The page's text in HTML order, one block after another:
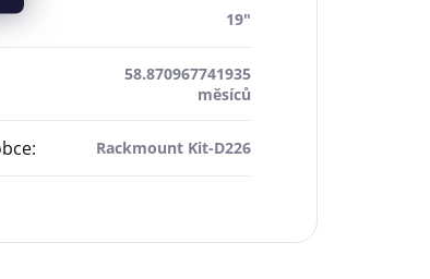
19"
58.870967741935
měsíců
: Rackmount Kit-D226